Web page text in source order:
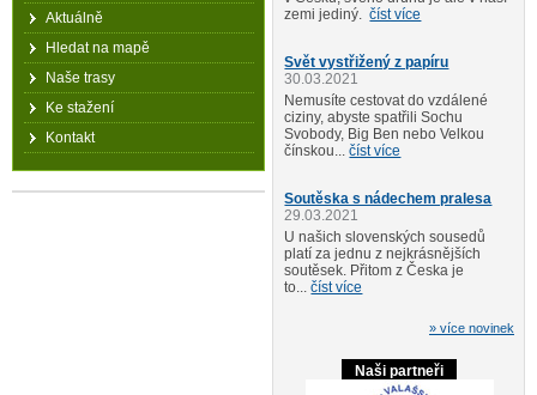
zemi jediný.číst více
Svět vystřižený z papíru
30.03.2021
Nemusíte cestovat do vzdálené
ciziny, abyste spatřili Sochu
Svobody, Big Ben nebo Velkou
čínskou...číst více
Soutěska s nádechem pralesa
29.03.2021
U našich slovenských sousedů
platí za jednu z nejkrásnějších
soutěsek. Přitom z Česka je
to...číst více
» více novinek
Naši partneři
Aktuálně
Hledat na mapě
Naše trasy
Ke stažení
Kontakt